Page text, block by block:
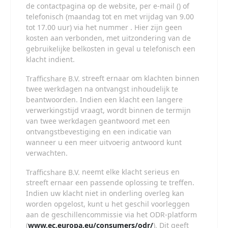
Wees voorzichtig bij het praten met vreemden via deze
website. Je weet immers nooit of ze goede of verkeerde
bedoelingen hebben. Gebruik dan ook nooit jouw
achternaam, e-mailadres, huis- of werkadres,
telefoonnummer of andere naar jou herleidbare gegevens
op deze website.
Zet iemand jou onder druk op deze website, bijvoorbeeld om
meteen met het communiceren met deze persoon. Let er
ook op dat mensen in staat zijn op een listige manier
dergelijke gegevens van je te verkrijgen. Communiceer
daarom altijd oplettend en voorzichtig via deze website.
Voorkom dat jouw minderjarige kinderen met erotische of
anderszins voor minderjarigen ongeschikte online content in
aanraking komen. Daarvoor enkele tips:
Installeer programma's voor ouderlijk toezicht op jouw
apparaat
KasperskyenNorton. Deze programma's werken
zodanig dat toegang tot specifieke websites en online
inhoud worden geblokkeerd. Vaak blokkeren deze
programma's standaard al een groot aantal websites
waarvan algemeen verondersteld wordt dat deze
ongeschikt zijn voor minderjarigen. Door middel van
updates kunnen daar steeds nieuwe websites aan
de contactpagina op de website, per e-mail () of
telefonisch (maandag tot en met vrijdag van 9.00
tot 17.00 uur) via het nummer . Hier zijn geen
kosten aan verbonden, met uitzondering van de
gebruikelijke belkosten in geval u telefonisch een
klacht indient.
streeft ernaar om klachten binnen
twee werkdagen na ontvangst inhoudelijk te
beantwoorden. Indien een klacht een langere
verwerkingstijd vraagt, wordt binnen de termijn
van twee werkdagen geantwoord met een
ontvangstbevestiging en een indicatie van
wanneer u een meer uitvoerig antwoord kunt
verwachten.
neemt elke klacht serieus en
streeft ernaar een passende oplossing te treffen.
Indien uw klacht niet in onderling overleg kan
worden opgelost, kunt u het geschil voorleggen
aan de geschillencommissie via het ODR-platform
(www.ec.europa.eu/consumers/odr/). Dit geeft